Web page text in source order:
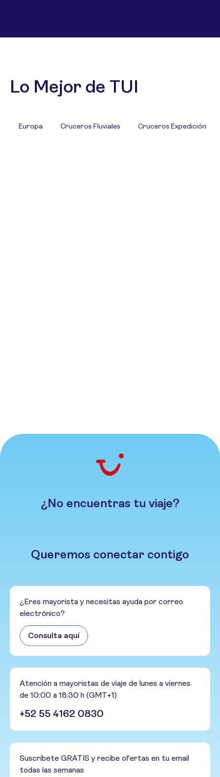
Lo Mejor de TUI
Europa Cruceros Fluviales Cruceros Expedición
¿No encuentras tu viaje?
Queremos conectar contigo
¿Eres mayorista y necesitas ayuda por correo
electrónico?
Consulta aquí
Atención a mayoristas de viaje de lunes a viernes
de 10:00 a 18:30 h (GMT+1)
+52 55 4162 0830
Suscríbete GRATIS y recibe ofertas en tu email
todas las semanas